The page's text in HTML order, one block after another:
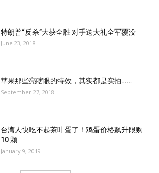
特朗普“反杀”大获全胜 对手送大礼全军覆没
June 23, 2018
苹果那些亮瞎眼的特效，其实都是实拍……
September 27, 2018
台湾人快吃不起茶叶蛋了！鸡蛋价格飙升限购
10 颗
January 9, 2019